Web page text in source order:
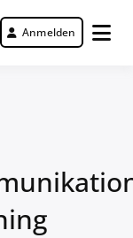
Nr. 1 Forum für
Investments
Anmelden